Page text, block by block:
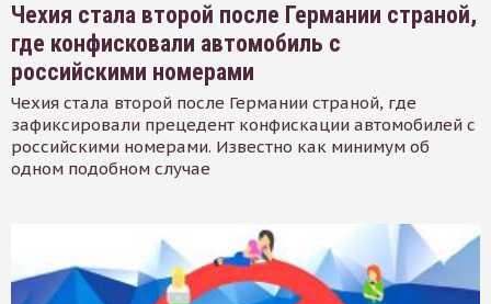
Чехия стала второй после Германии страной,
где конфисковали автомобиль с
российскими номерами
Чехия стала второй после Германии страной, где
зафиксировали прецедент конфискации автомобилей с
российскими номерами. Известно как минимум об
одном подобном случае